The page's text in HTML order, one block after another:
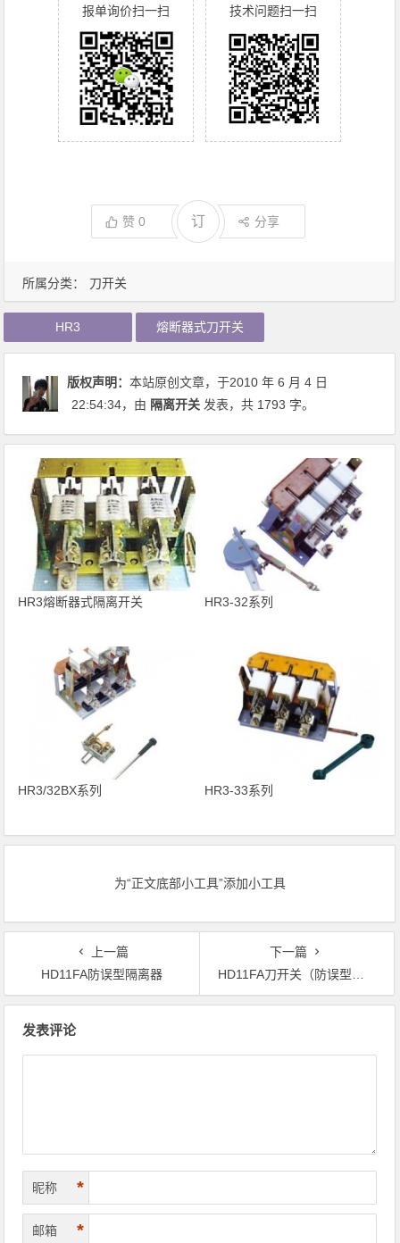
所属分类： 刀开关
报单询价扫一扫
技术问题扫一扫
赞0 订 分享
HR3 熔断器式刀开关
版权声明：本站原创文章，于2010 年 6 月 4 日
22:54:34，由 隔离开关 发表，共 1793 字。
HR3熔断器式隔离开关 HR3-32系列
HR3/32BX系列 HR3-33系列
为“正文底部小工具”添加小工具
上一篇
HD11FA防误型隔离器
下一篇
HD11FA刀开关（防误型隔离器）
发表评论
昵称 *
邮箱 *